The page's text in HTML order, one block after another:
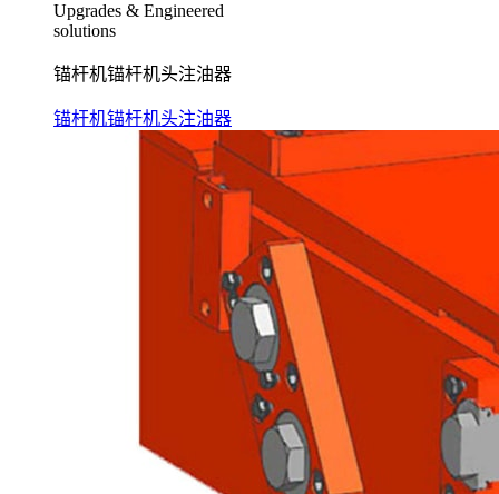
Upgrades & Engineered
solutions
锚杆机锚杆机头注油器
锚杆机锚杆机头注油器